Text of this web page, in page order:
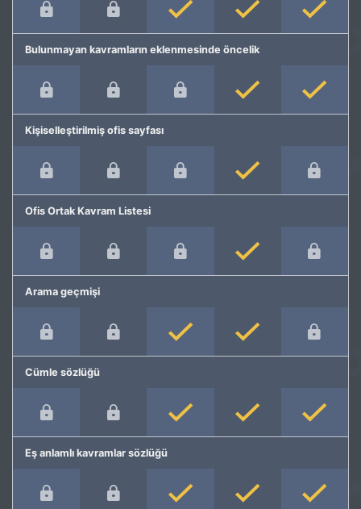
Bulunmayan kavramların eklenmesinde öncelik
Kişiselleştirilmiş ofis sayfası
Ofis Ortak Kavram Listesi
Arama geçmişi
Cümle sözlüğü
Eş anlamlı kavramlar sözlüğü